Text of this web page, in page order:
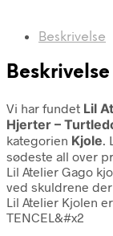
Beskrivelse
Beskrivelse
Vi har fundet Lil
Hjerter –
kategorien Kjole.
sødeste all over
Lil Atelier Gago
ved skuldrene
Lil Atelier Kjolen
TENCEL&#x2